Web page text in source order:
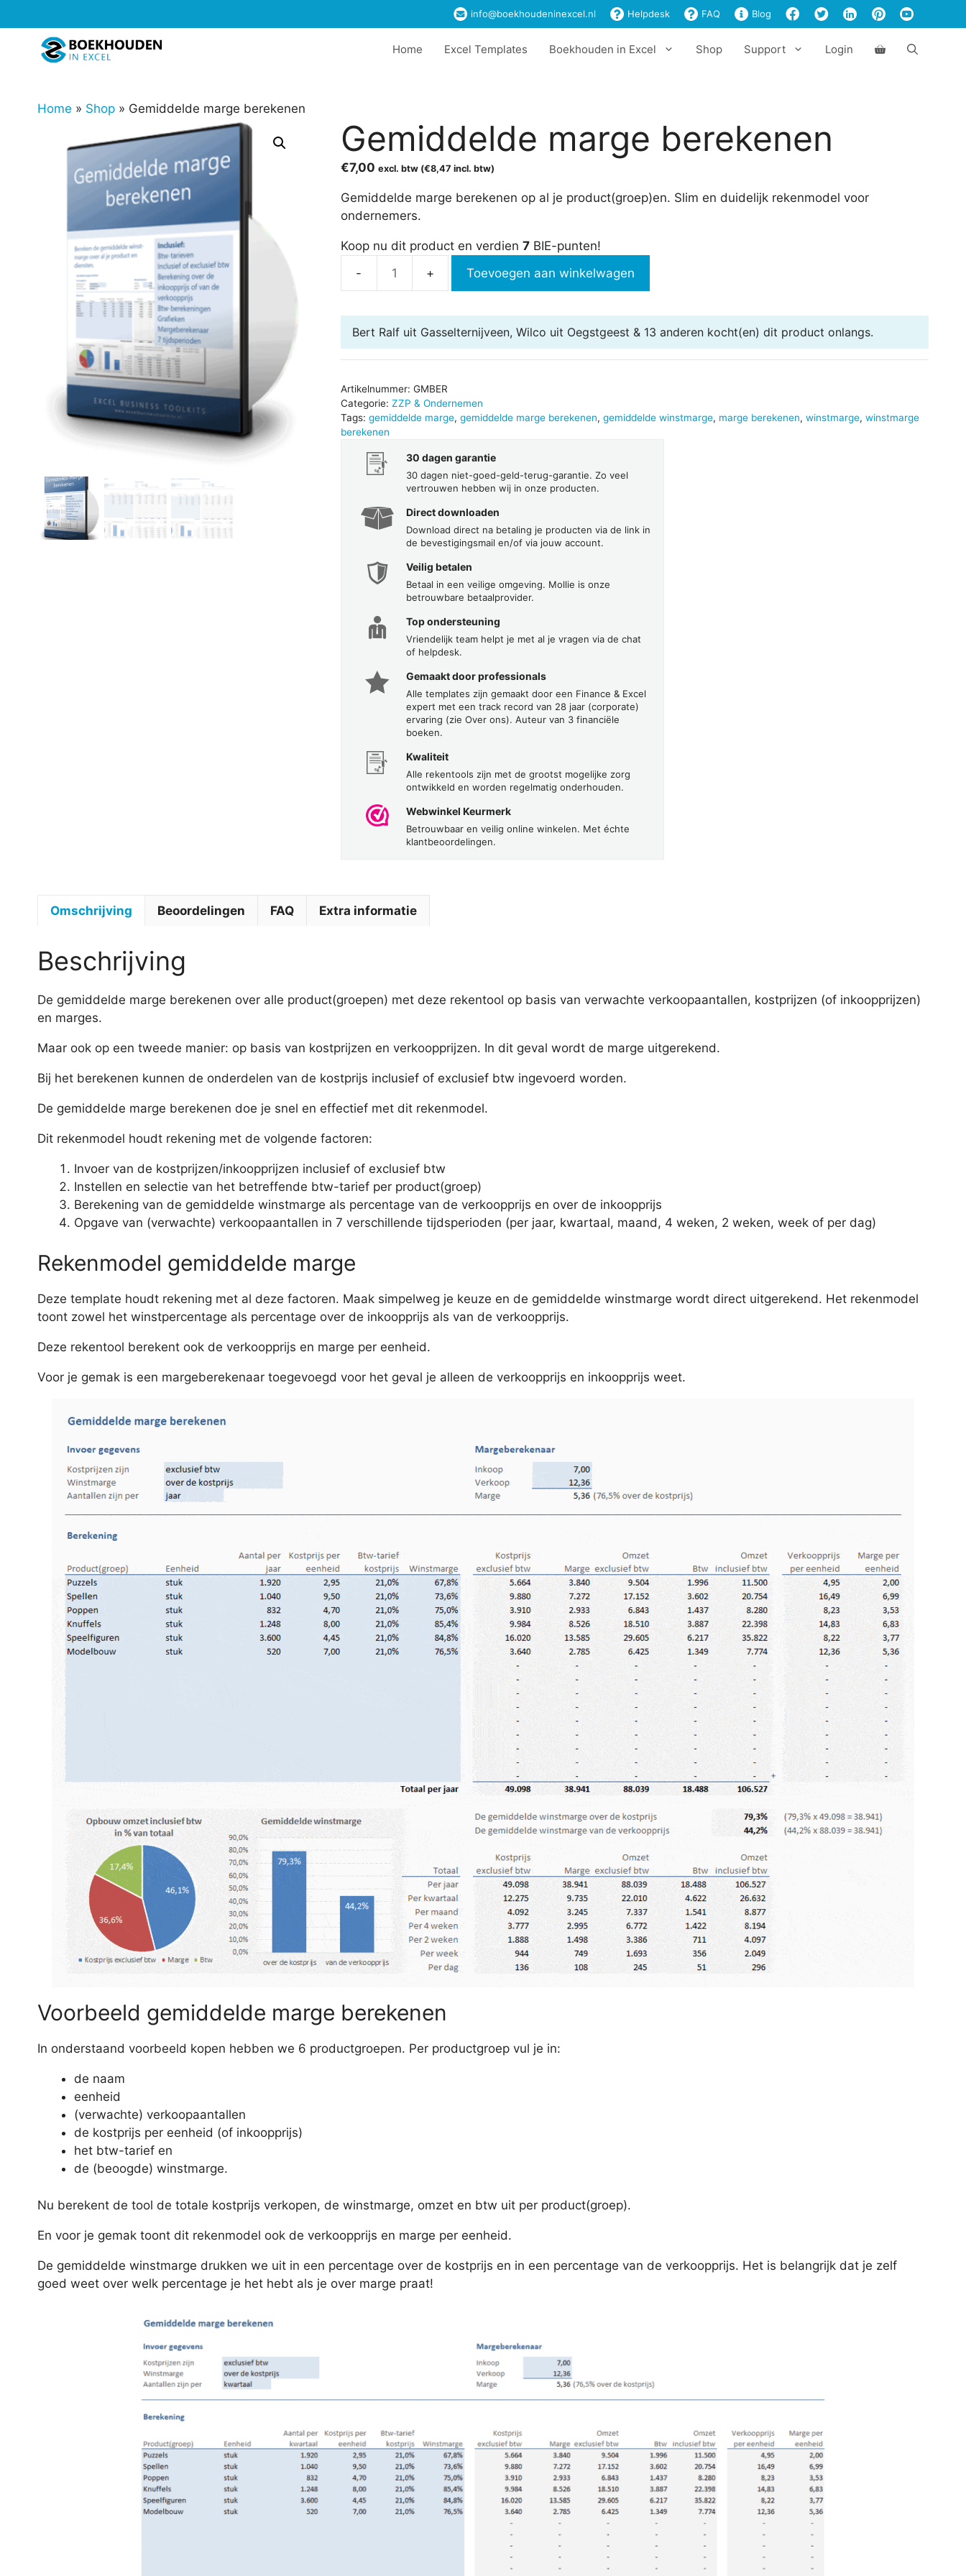
naar
info@boekhoudeninexcel.nl Helpdesk FAQ Blog
Home Excel Templates Boekhouden in Excel Shop Support Login
Home » Shop » Gemiddelde marge berekenen
Gemiddelde marge berekenen
€7,00 excl. btw (€8,47 incl. btw)
Gemiddelde marge berekenen op al je product(groep)en. Slim en duidelijk rekenmodel voor
ondernemers.
Koop nu dit product en verdien 7BIE-punten!
Gemiddelde
berekenen
aantal
Toevoegen aan winkelwagen
Bert Ralf uit Gasselternijveen, Wilco uit Oegstgeest & 13 anderenkocht(en) dit product onlangs.
Artikelnummer: GMBER
Categorie: ZZP & Ondernemen
Tags: gemiddelde marge, gemiddelde marge berekenen, gemiddelde winstmarge, marge berekenen, winstmarge, winstmarge
berekenen
30 dagen garantie
30 dagen niet-goed-geld-terug-garantie. Zo veel
vertrouwen hebben wij in onze producten.
Direct downloaden
Download direct na betaling je producten via de link in
de bevestigingsmail en/of via jouw account.
Veilig betalen
Betaal in een veilige omgeving. Mollie is onze
betrouwbare betaalprovider.
Top ondersteuning
Vriendelijk team helpt je met al je vragen via de chat
of helpdesk.
Gemaakt door professionals
Alle templates zijn gemaakt door een Finance & Excel
expert met een track record van 28 jaar (corporate)
ervaring (zie Over ons). Auteur van 3 financiële
boeken.
Kwaliteit
Alle rekentools zijn met de grootst mogelijke zorg
ontwikkeld en worden regelmatig onderhouden.
Webwinkel Keurmerk
Betrouwbaar en veilig online winkelen. Met échte
klantbeoordelingen.
Omschrijving Beoordelingen FAQ Extra informatie
Beschrijving
De gemiddelde marge berekenen over alle product(groepen) met deze rekentool op basis van verwachte verkoopaantallen, kostprijzen (of inkoopprijzen)
en marges.
Maar ook op een tweede manier: op basis van kostprijzen en verkoopprijzen. In dit geval wordt de marge uitgerekend.
Bij het berekenen kunnen de onderdelen van de kostprijs inclusief of exclusief btw ingevoerd worden.
De gemiddelde marge berekenen doe je snel en effectief met dit rekenmodel.
Dit rekenmodel houdt rekening met de volgende factoren:
Invoer van de kostprijzen/inkoopprijzen inclusief of exclusief btw
Instellen en selectie van het betreffende btw-tarief per product(groep)
Berekening van de gemiddelde winstmarge als percentage van de verkoopprijs en over de inkoopprijs
Opgave van (verwachte) verkoopaantallen in 7 verschillende tijdsperioden (per jaar, kwartaal, maand, 4 weken, 2 weken, week of per dag)
Rekenmodel gemiddelde marge
Deze template houdt rekening met al deze factoren. Maak simpelweg je keuze en de gemiddelde winstmarge wordt direct uitgerekend. Het rekenmodel
toont zowel het winstpercentage als percentage over de inkoopprijs als van de verkoopprijs.
Deze rekentool berekent ook de verkoopprijs en marge per eenheid.
Voor je gemak is een margeberekenaar toegevoegd voor het geval je alleen de verkoopprijs en inkoopprijs weet.
Voorbeeld gemiddelde marge berekenen
In onderstaand voorbeeld kopen hebben we 6 productgroepen. Per productgroep vul je in:
de naam
eenheid
(verwachte) verkoopaantallen
de kostprijs per eenheid (of inkoopprijs)
het btw-tarief en
de (beoogde) winstmarge.
Nu berekent de tool de totale kostprijs verkopen, de winstmarge, omzet en btw uit per product(groep).
En voor je gemak toont dit rekenmodel ook de verkoopprijs en marge per eenheid.
De gemiddelde winstmarge drukken we uit in een percentage over de kostprijs en in een percentage van de verkoopprijs. Het is belangrijk dat je zelf
goed weet over welk percentage je het hebt als je over marge praat!
berekenen
aantal